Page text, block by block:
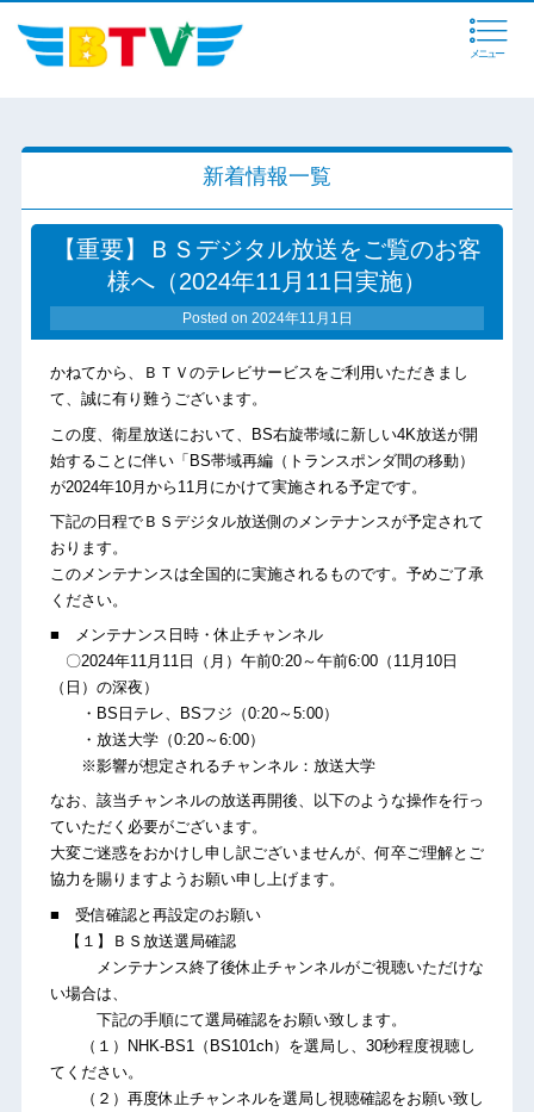
メニュー
新着情報一覧
【重要】ＢＳデジタル放送をご覧のお客
様へ（2024年11月11日実施）
Posted on 2024年11月1日
かねてから、ＢＴＶのテレビサービスをご利用いただきまし
て、誠に有り難うございます。
この度、衛星放送において、BS右旋帯域に新しい4K放送が開
始することに伴い「BS帯域再編（トランスポンダ間の移動）
が2024年10月から11月にかけて実施される予定です。
下記の日程でＢＳデジタル放送側のメンテナンスが予定されて
おります。
このメンテナンスは全国的に実施されるものです。予めご了承
ください。
■ メンテナンス日時・休止チャンネル
〇2024年11月11日（月）午前0:20～午前6:00（11月10日
（日）の深夜）
・BS日テレ、BSフジ（0:20～5:00）
・放送大学（0:20～6:00）
※影響が想定されるチャンネル：放送大学
なお、該当チャンネルの放送再開後、以下のような操作を行っ
ていただく必要がございます。
大変ご迷惑をおかけし申し訳ございませんが、何卒ご理解とご
協力を賜りますようお願い申し上げます。
■ 受信確認と再設定のお願い
【１】ＢＳ放送選局確認
メンテナンス終了後休止チャンネルがご視聴いただけな
い場合は、
下記の手順にて選局確認をお願い致します。
（１）NHK-BS1（BS101ch）を選局し、30秒程度視聴し
てください。
（２）再度休止チャンネルを選局し視聴確認をお願い致し